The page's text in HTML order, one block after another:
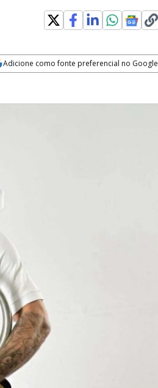
Adicione como fonte preferencial no Google